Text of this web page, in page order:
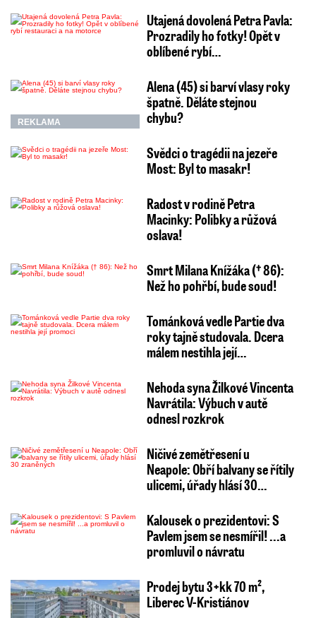
Utajená dovolená Petra Pavla:
Prozradily ho fotky! Opět v
oblíbené rybí…
REKLAMA
Alena (45) si barví vlasy roky
špatně. Děláte stejnou
chybu?
Svědci o tragédii na jezeře
Most: Byl to masakr!
Radost v rodině Petra
Macinky: Polibky a růžová
oslava!
Smrt Milana Knížáka († 86):
Než ho pohřbí, bude soud!
Tománková vedle Partie dva
roky tajně studovala. Dcera
málem nestihla její…
Nehoda syna Žilkové Vincenta
Navrátila: Výbuch v autě
odnesl rozkrok
Ničivé zemětřesení u
Neapole: Obří balvany se řítily
ulicemi, úřady hlásí 30…
Kalousek o prezidentovi: S
Pavlem jsem se nesmířil! ...a
promluvil o návratu
Prodej bytu 3+kk 70 m²,
Liberec V-Kristiánov